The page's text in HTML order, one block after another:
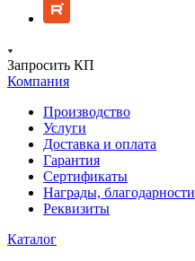
Запросить КП
Компания
Производство
Услуги
Доставка и оплата
Гарантия
Сертификаты
Награды, благодарности
Реквизиты
Каталог